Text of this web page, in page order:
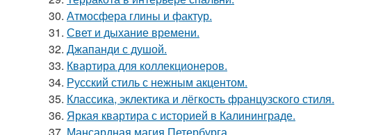
30. Атмосфера глины и фактур.
31. Свет и дыхание времени.
32. Джапанди с душой.
33. Квартира для коллекционеров.
34. Русский стиль с нежным акцентом.
35. Классика, эклектика и лёгкость французского стиля.
36. Яркая квартира с историей в Калининграде.